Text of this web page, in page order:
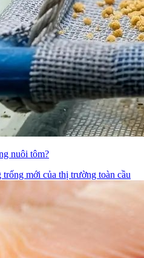
nuôi tôm?
mới của thị trường toàn cầu